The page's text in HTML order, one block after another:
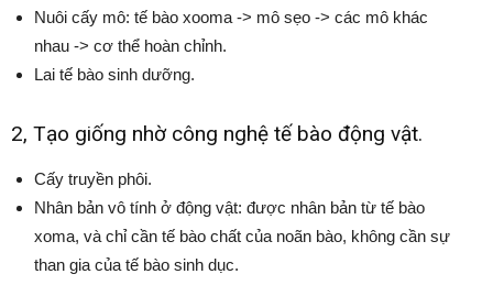
Nuôi cấy mô: tế bào xooma -> mô sẹo -> các mô khác
nhau -> cơ thể hoàn chỉnh.
Lai tế bào sinh dưỡng.
2, Tạo giống nhờ công nghệ tế bào động vật.
Cấy truyền phôi.
Nhân bản vô tính ở động vật: được nhân bản từ tế bào
xoma, và chỉ cần tế bào chất của noãn bào, không cần sự
than gia của tế bào sinh dục.